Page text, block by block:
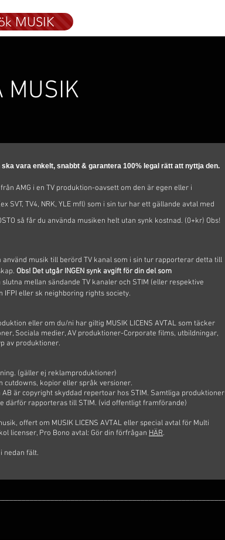
MUSIK
MUSIK
vara enkelt, snabbt & garantera 100% legal rätt att nyttja den.
AMG i en TV produktion-oavsett om den är egen eller i
SVT, TV4, NRK, YLE mfl) som i sin tur har ett gällande avtal med
så får du använda musiken helt utan synk kostnad. (0+kr) Obs!
musik till berörd TV kanal som i sin tur rapporterar detta till
Obs! Det utgår INGEN synk avgift för din del som
mellan sändande TV kanaler och STIM (eller respektive
IFPI eller sk neighboring rights society.
eller om du/ni har giltig MUSIK LICENS AVTAL som täcker
Sociala medier, AV produktioner-Corporate films, utbildningar,
av produktioner.
(gäller ej reklamproduktioner)
cutdowns, kopior eller språk versioner.
är copyright skyddad repertoar hos STIM. Samtliga produktioner
därför rapporteras till STIM. (vid offentligt framförande)
offert om MUSIK LICENS AVTAL eller special avtal för Multi
licenser, Pro Bono avtal: Gör din förfrågan HÄR.
nedan fält.